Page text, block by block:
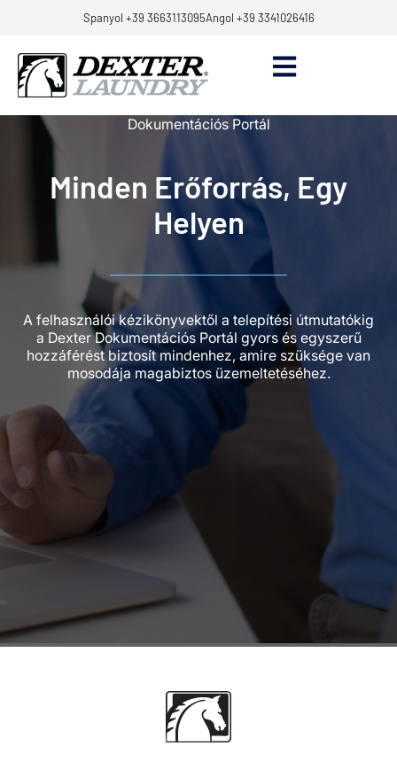
Spanyol +39 3663113095Angol +39 3341026416
Dokumentációs Portál
Minden Erőforrás, Egy
Helyen
A felhasználói kézikönyvektől a telepítési útmutatókig
a Dexter Dokumentációs Portál gyors és egyszerű
hozzáférést biztosít mindenhez, amire szüksége van
mosodája magabiztos üzemeltetéséhez.